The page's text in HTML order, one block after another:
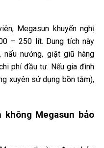
Megasun khuyến nghị
– 250 lít. Dung tích này
nướng, giặt giũ hàng
phí đầu tư. Nếu gia đình
xuyên sử dụng bồn tắm),
Megasun bảo